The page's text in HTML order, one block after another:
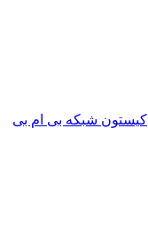
کیستون شبکه بی ام بی